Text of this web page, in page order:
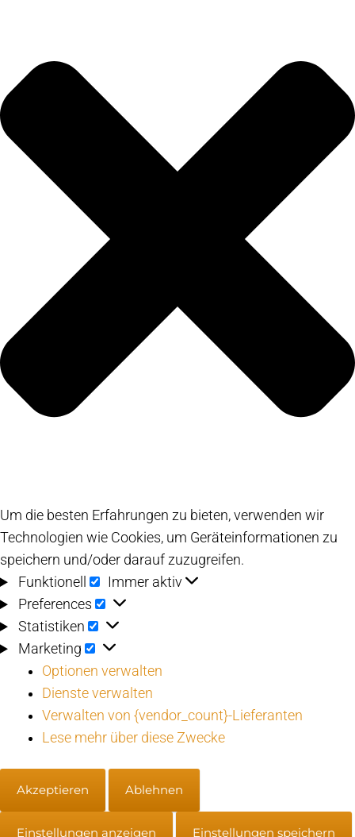
Um die besten Erfahrungen zu bieten, verwenden wir
Technologien wie Cookies, um Geräteinformationen zu
speichern und/oder darauf zuzugreifen.
Funktionell
Funktionell
Immer aktiv
Preferences
Preferences
Statistiken Statistiken
Marketing Marketing
Optionen verwalten
Dienste verwalten
Verwalten von {vendor_count}-Lieferanten
Lese mehr über diese Zwecke
Akzeptieren Ablehnen
Einstellungen anzeigen Einstellungen speichern